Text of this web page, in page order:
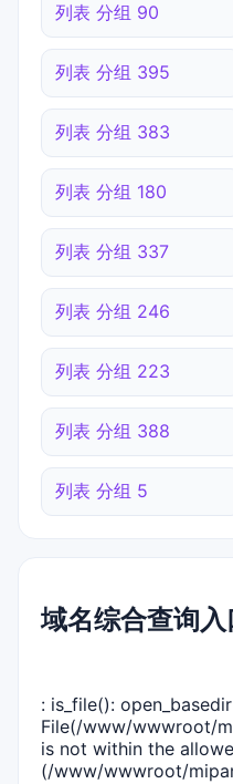
列表 分组 90
列表 分组 395
列表 分组 383
列表 分组 180
列表 分组 337
列表 分组 246
列表 分组 223
列表 分组 388
列表 分组 5
域名综合查询入
: is_file():
File(/www/wwwroot/
is not within the
(/www/wwwroot/